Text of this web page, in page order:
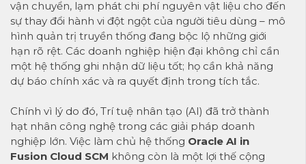
vận chuyển, lạm phát chi phí nguyên vật liệu cho đến
sự thay đổi hành vi đột ngột của người tiêu dùng – mô
hình quản trị truyền thống đang bộc lộ những giới
hạn rõ rệt. Các doanh nghiệp hiện đại không chỉ cần
một hệ thống ghi nhận dữ liệu tốt; họ cần khả năng
dự báo chính xác và ra quyết định trong tích tắc.
Chính vì lý do đó, Trí tuệ nhân tạo (AI) đã trở thành
hạt nhân công nghệ trong các giải pháp doanh
nghiệp lớn. Việc làm chủ hệ thống Oracle AI in
Fusion Cloud SCM không còn là một lợi thế cộng